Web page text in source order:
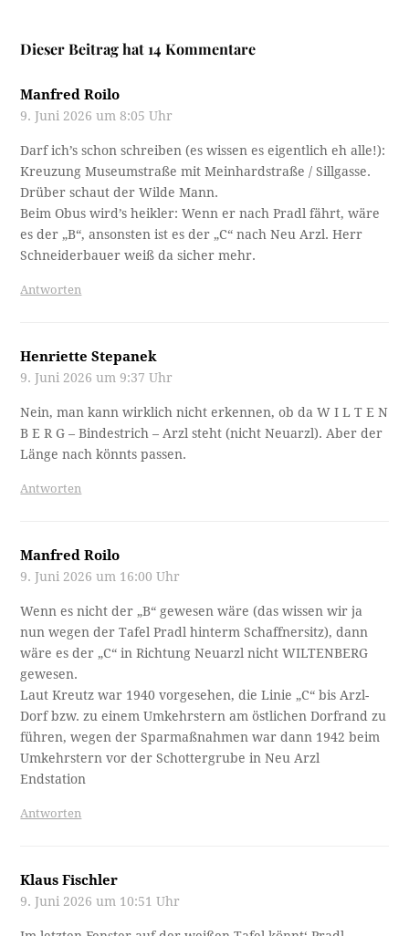
Dieser Beitrag hat 14 Kommentare
Manfred Roilo
9. Juni 2026 um 8:05 Uhr
Darf ich’s schon schreiben (es wissen es eigentlich eh alle!):
Kreuzung Museumstraße mit Meinhardstraße / Sillgasse.
Drüber schaut der Wilde Mann.
Beim Obus wird’s heikler: Wenn er nach Pradl fährt, wäre
es der „B“, ansonsten ist es der „C“ nach Neu Arzl. Herr
Schneiderbauer weiß da sicher mehr.
Antworten
Henriette Stepanek
9. Juni 2026 um 9:37 Uhr
Nein, man kann wirklich nicht erkennen, ob da W I L T E N
B E R G – Bindestrich – Arzl steht (nicht Neuarzl). Aber der
Länge nach könnts passen.
Antworten
Manfred Roilo
9. Juni 2026 um 16:00 Uhr
Wenn es nicht der „B“ gewesen wäre (das wissen wir ja
nun wegen der Tafel Pradl hinterm Schaffnersitz), dann
wäre es der „C“ in Richtung Neuarzl nicht WILTENBERG
gewesen.
Laut Kreutz war 1940 vorgesehen, die Linie „C“ bis Arzl-
Dorf bzw. zu einem Umkehrstern am östlichen Dorfrand zu
führen, wegen der Sparmaßnahmen war dann 1942 beim
Umkehrstern vor der Schottergrube in Neu Arzl
Endstation
Antworten
Klaus Fischler
9. Juni 2026 um 10:51 Uhr